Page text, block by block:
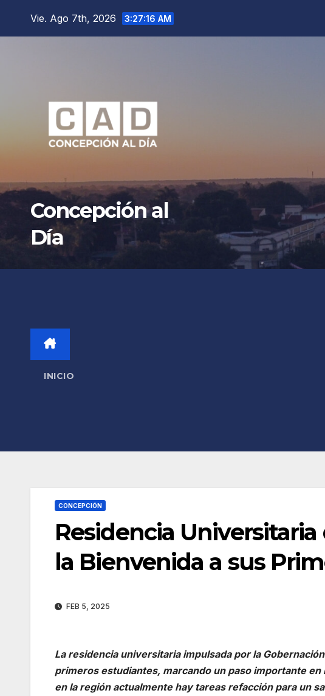
Vie. Ago 7th, 2026 3:27:18 AM
Concepción al
Día
INICIO
CONCEPCIÓN
Residencia
la Bienvenida a sus
FEB 5, 2025
La residencia universitaria impulsada por la
primeros estudiantes, marcando un paso importante
en la región actualmente hay tareas refacción para un